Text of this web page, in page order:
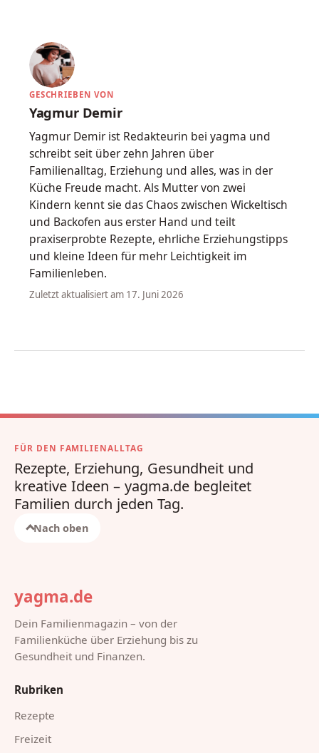
GESCHRIEBEN VON
Yagmur Demir
Yagmur Demir ist Redakteurin bei yagma und
schreibt seit über zehn Jahren über
Familienalltag, Erziehung und alles, was in der
Küche Freude macht. Als Mutter von zwei
Kindern kennt sie das Chaos zwischen Wickeltisch
und Backofen aus erster Hand und teilt
praxiserprobte Rezepte, ehrliche Erziehungstipps
und kleine Ideen für mehr Leichtigkeit im
Familienleben.
Zuletzt aktualisiert am 17. Juni 2026
FÜR DEN FAMILIENALLTAG
Rezepte, Erziehung, Gesundheit und
kreative Ideen – yagma.de begleitet
Familien durch jeden Tag.
Nach oben
yagma.de
Dein Familienmagazin – von der
Familienküche über Erziehung bis zu
Gesundheit und Finanzen.
Rubriken
Rezepte
Freizeit